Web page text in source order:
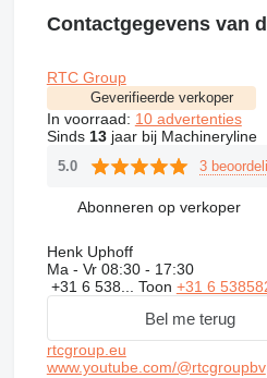
Contactgegevens van
RTC Group
Geverifieerde verkoper
In voorraad: 10 advertenties
Sinds 13jaar bij Machineryline
5.0 3
Abonneren op verkoper
Henk Uphoff
Ma - Vr 08:30 - 17:30
+31 6 538... Toon +31 6
Bel me terug
rtcgroup.eu
www.youtube.com/@rtcgroupbv